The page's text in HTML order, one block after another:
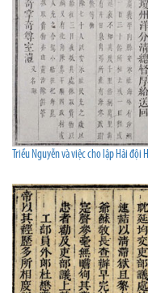
Triều Nguyễn và việc cho lập Hải đội